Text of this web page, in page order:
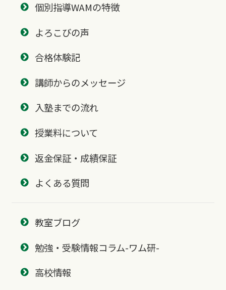
個別指導WAMの特徴
よろこびの声
合格体験記
講師からのメッセージ
入塾までの流れ
授業料について
返金保証・成績保証
よくある質問
教室ブログ
勉強・受験情報コラム-ワム研-
高校情報